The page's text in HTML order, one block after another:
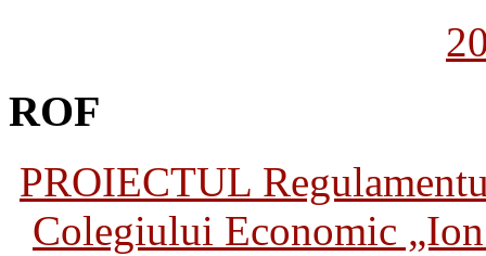
ROF
PROIECTUL
Colegiului Economic